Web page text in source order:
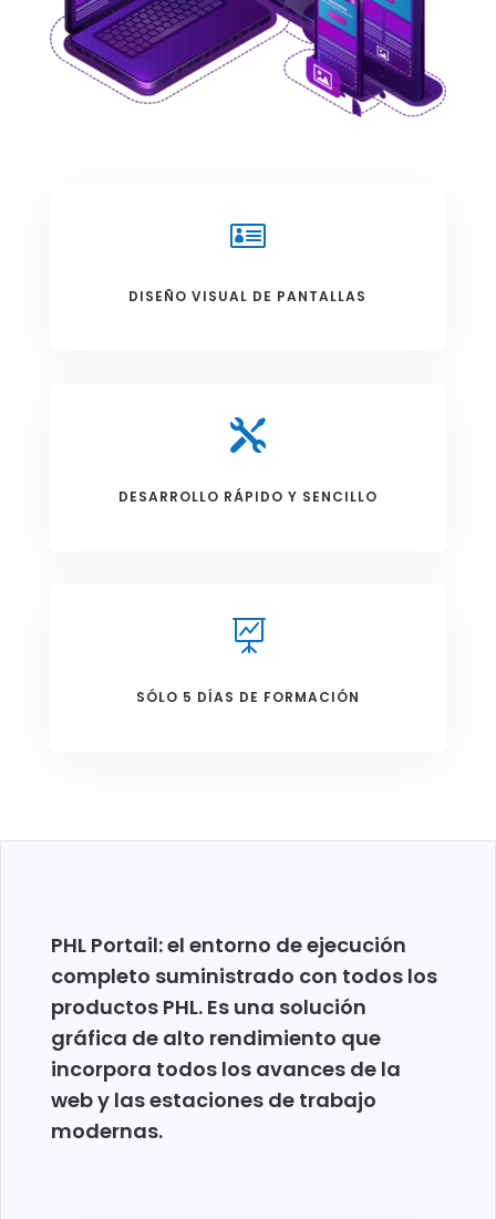

DISEÑO VISUAL DE PANTALLAS

DESARROLLO RÁPIDO Y SENCILLO

SÓLO 5 DÍAS DE FORMACIÓN
PHL Portail: el entorno de ejecución
completo suministrado con todos los
productos PHL. Es una solución
gráfica de alto rendimiento que
incorpora todos los avances de la
web y las estaciones de trabajo
modernas.